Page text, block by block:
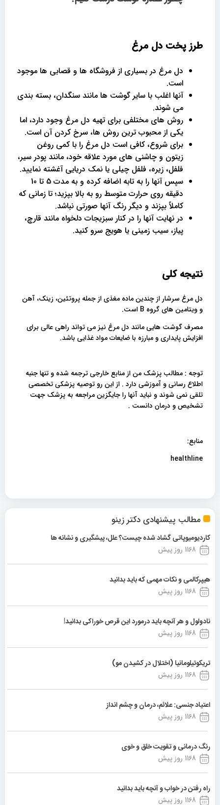
مطالب پیشنهادی دکتر زینو
کاردیومیوپاتی گشاد شده چیست؟ علل، پیشگیری و نشانه ها
1168 روز پیش
هیپرکالمی و نکات مهمی که باید بدانید
1168 روز پیش
نادولول و هر آنچه باید درمورد این قرص خوراکی بدانید!
1168 روز پیش
تریکوتیلومانیا (اختلال در کشیدن مو)
1168 روز پیش
اعتیاد جنسی: علائم، درمان و چشم انداز
1168 روز پیش
رنگ درمانی و تقویت خلق و خوی
1168 روز پیش
راه رفتن در خواب و آنچه باید بدانید
1168 روز پیش
طرز پخت دل مرغ
دل مرغ در بسیاری از فروشگاه ها و قصابی ها موجود
است.
آنها اغلب با سایر گوشت ها مانند سنگدان، بسته بندی
می شوند.
روش های مختلفی برای تهیه دل مرغ وجود دارد، اما
یکی از محبوب ترین روش ها، سرخ کردن آن است.
برای شروع، کافی است دل مرغ را با کمی روغن
زیتون و چاشنی های مورد علاقه خود، مانند پودر سیر،
فلفل، زیره، فلفل چیلی یا نمک دریایی آغشته نمایید.
سپس آنها را به تابه اضافه کرده و به مدت 5 تا 10
دقیقه روی حرارت متوسط رو به بالا بپزید؛ تا زمانی که
کاملاً بپزند و دیگر رنگ آنها صورتی نباشد.
در نهایت آنها را در کنار سبزیجات دلخواه مانند قارچ،
پیاز، سیب زمینی یا هویج سرو کنید.
نتیجه کلی
دل مرغ سرشار از چندین ماده مغذی از جمله پروتئین، زینک، آهن
و ویتامین های گروه B است.
مصرف گوشت هایی مانند دل مرغ نیز می تواند راهی عالی برای
افزایش پایداری و مبارزه با ضایعات مواد غذایی باشد.
توجه : مطالب پزشک من از منابع خارجی ترجمه شده و تنها جنبه
اطلاع رسانی و آموزشی دارد . از این رو توصیه پزشکی تخصصی
تلقی نمی شوند و نباید آنها را جایگزین مراجعه به پزشک جهت
تشخیص و درمان دانست .
منابع:
healthline